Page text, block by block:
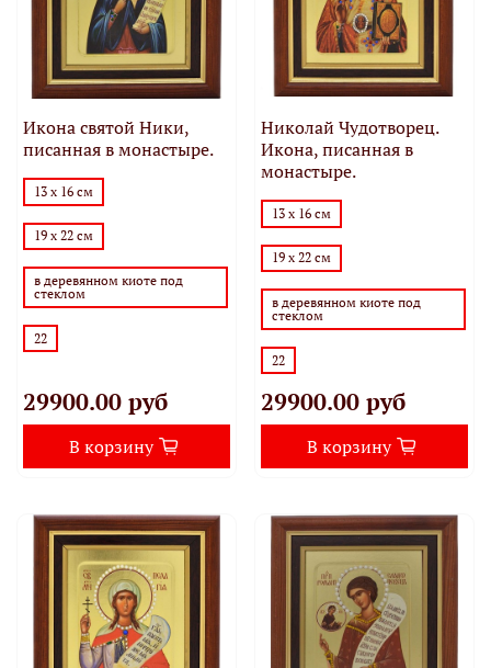
Икона святой Ники,
писанная в монастыре.
13 х 16 см
19 х 22 см
в деревянном киоте под
стеклом
22
29900.00 руб
В корзину
Николай Чудотворец.
Икона, писанная в
монастыре.
13 х 16 см
19 х 22 см
в деревянном киоте под
стеклом
22
29900.00 руб
В корзину